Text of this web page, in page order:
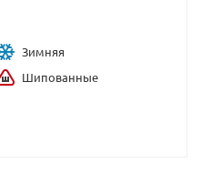
Зимняя
Шипованные